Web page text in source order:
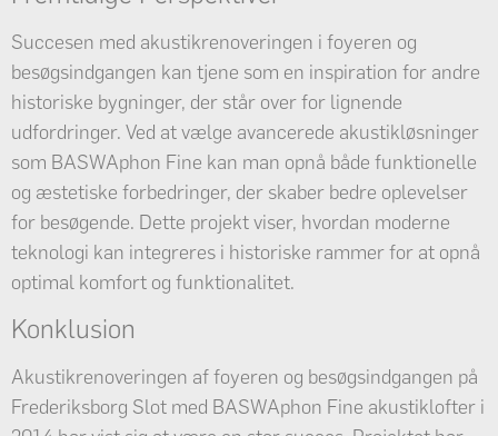
Succesen med akustikrenoveringen i foyeren og
besøgsindgangen kan tjene som en inspiration for andre
historiske bygninger, der står over for lignende
udfordringer. Ved at vælge avancerede akustikløsninger
som BASWAphon Fine kan man opnå både funktionelle
og æstetiske forbedringer, der skaber bedre oplevelser
for besøgende. Dette projekt viser, hvordan moderne
teknologi kan integreres i historiske rammer for at opnå
optimal komfort og funktionalitet.
Konklusion
Akustikrenoveringen af foyeren og besøgsindgangen på
Frederiksborg Slot med BASWAphon Fine akustiklofter i